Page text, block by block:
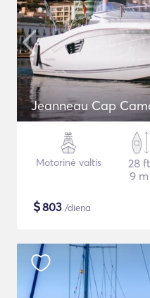
Jeanneau Cap
Motorinė valtis
28 ft
9 m
$803 /diena